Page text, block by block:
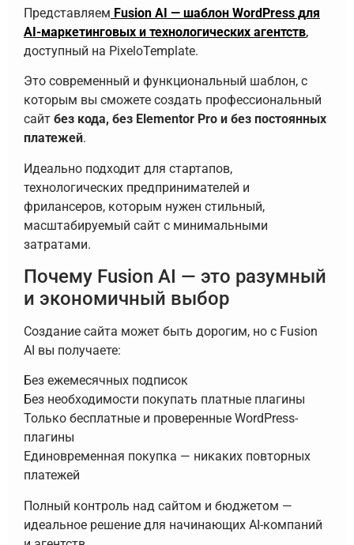
Представляем Fusion AI — шаблон WordPress для
AI-маркетинговых и технологических агентств,
доступный на PixeloTemplate.
Это современный и функциональный шаблон, с
которым вы сможете создать профессиональный
сайт без кода, без Elementor Pro и без постоянных
платежей.
Идеально подходит для стартапов,
технологических предпринимателей и
фрилансеров, которым нужен стильный,
масштабируемый сайт с минимальными
затратами.
Почему Fusion AI — это разумный
и экономичный выбор
Создание сайта может быть дорогим, но с Fusion
AI вы получаете:
Без ежемесячных подписок
Без необходимости покупать платные плагины
Только бесплатные и проверенные WordPress-
плагины
Единовременная покупка — никаких повторных
платежей
Полный контроль над сайтом и бюджетом —
идеальное решение для начинающих AI-компаний